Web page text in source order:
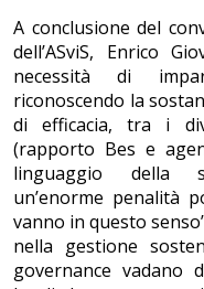
A conclusione del
dell’ASviS, Enrico
necessità di
riconoscendo la
di efficacia, tra i
(rapporto Bes e
linguaggio della
un’enorme penalità
vanno in questo
nella gestione
governance vadano